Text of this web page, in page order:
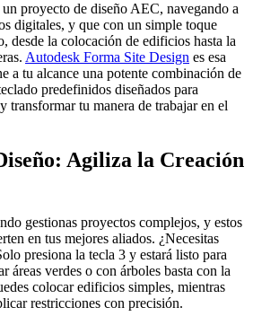
proyecto de diseño AEC, navegando a
digitales, y que con un simple toque
desde la colocación de edificios hasta la
Autodesk Forma Site Design es esa
a tu alcance una potente combinación de
predefinidos diseñados para
transformar tu manera de trabajar en el
Agiliza la Creación
gestionas proyectos complejos, y estos
en tus mejores aliados. ¿Necesitas
presiona la tecla 3 y estará listo para
áreas verdes o con árboles basta con la
colocar edificios simples, mientras
restricciones con precisión.